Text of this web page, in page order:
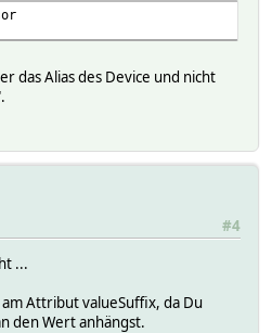
das Alias des Device und nicht
#4
...
Attribut valueSuffix, da Du
den Wert anhängst.